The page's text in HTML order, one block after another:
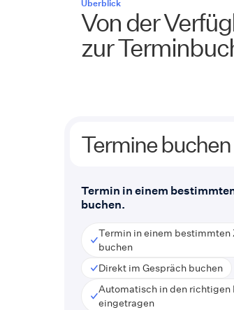
Überblick
Von der
zur
Termine buchen
Termin in einem
buchen.
Termin in einem bestimmten
buchen
Direkt im Gespräch buchen
Automatisch in den richtigen
eingetragen